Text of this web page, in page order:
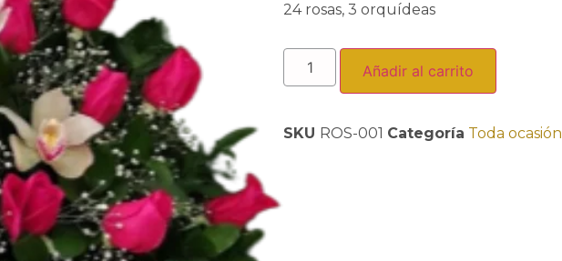
24 rosas, 3 orquídeas
Añadir al carrito
SKU ROS-001 Categoría Toda ocasión